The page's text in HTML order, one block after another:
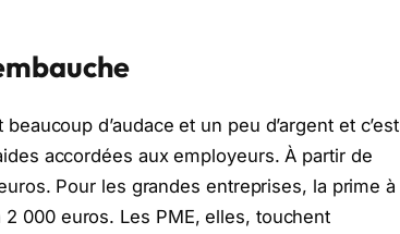
d’audace et un peu d’argent et c’est
accordées aux employeurs. À partir de
Pour les grandes entreprises, la prime à
2 000 euros. Les PME, elles, touchent